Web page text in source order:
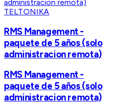
TELTONIKA
RMS Management -
paquete de 5 años (solo
administracion remota)
RMS Management -
paquete de 5 años (solo
administracion remota)